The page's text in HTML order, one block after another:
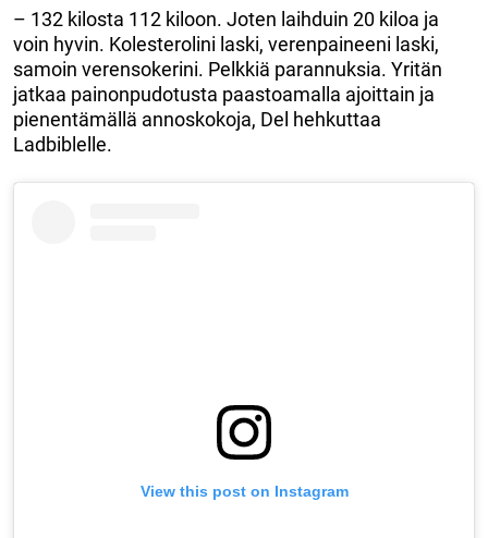
– 132 kilosta 112 kiloon. Joten laihduin 20 kiloa ja
voin hyvin. Kolesterolini laski, verenpaineeni laski,
samoin verensokerini. Pelkkiä parannuksia. Yritän
jatkaa painonpudotusta paastoamalla ajoittain ja
pienentämällä annoskokoja, Del hehkuttaa
Ladbiblelle.
View this post on Instagram